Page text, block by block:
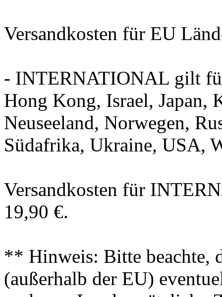
Versandkosten für EU
- INTERNATIONAL gilt
Hong Kong, Israel, Japan,
Neuseeland, Norwegen,
Südafrika, Ukraine, USA,
Versandkosten für
19,90 €.
** Hinweis: Bitte beachte,
(außerhalb der EU)